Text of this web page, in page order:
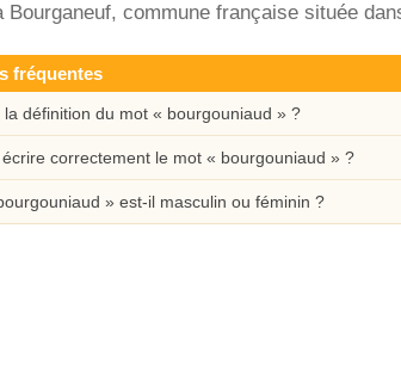
Bourganeuf, commune française située
fréquentes
la définition du mot « bourgouniaud » ?
correctement le mot « bourgouniaud » ?
» est-il masculin ou féminin ?